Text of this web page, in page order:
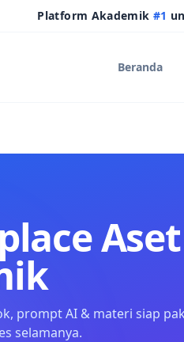
Platform Akademik #1
Beranda
prompt AI & materi siap
selamanya.